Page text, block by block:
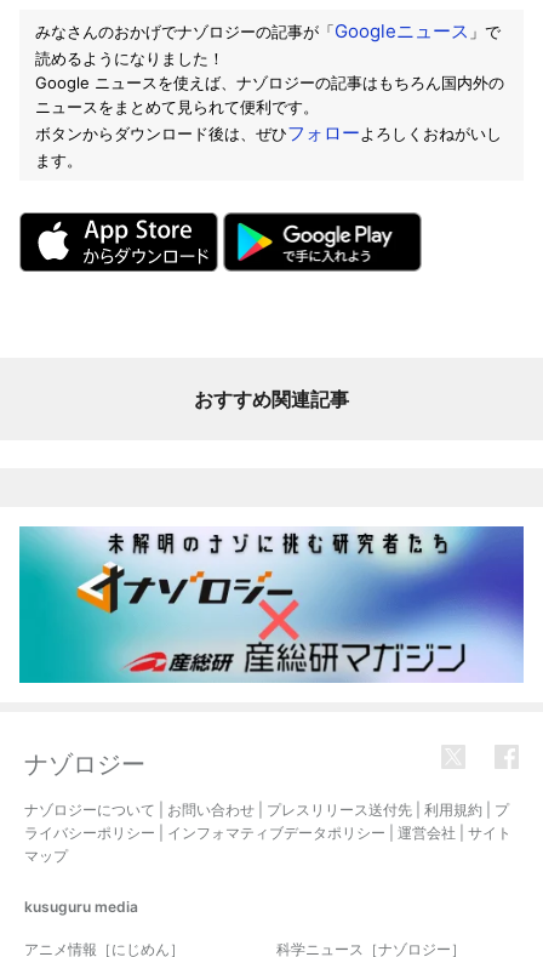
みなさんのおかげでナゾロジーの記事が「Googleニュース 」で
読めるようになりました！
Google ニュースを使えば、ナゾロジーの記事はもちろん国内外の
ニュースをまとめて見られて便利です。
ボタンからダウンロード後は、ぜひフォローよろしくおねがいし
ます。
おすすめ関連記事
ナゾロジー
ナゾロジーについて お問い合わせ プレスリリース送付先 利用規約
プ
ライバシーポリシー
インフォマティブデータポリシー 運営会社
サイト
マップ
kusuguru media
アニメ情報［にじめん］ 科学ニュース［ナゾロジー］